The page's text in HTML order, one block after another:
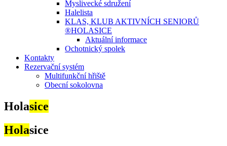
Myslivecké sdružení
Halelista
KLAS, KLUB AKTIVNÍCH SENIORŮ
®HOLASICE
Aktuální informace
Ochotnický spolek
Kontakty
Rezervační systém
Multifunkční hřiště
Obecní sokolovna
Holasice
Holasice